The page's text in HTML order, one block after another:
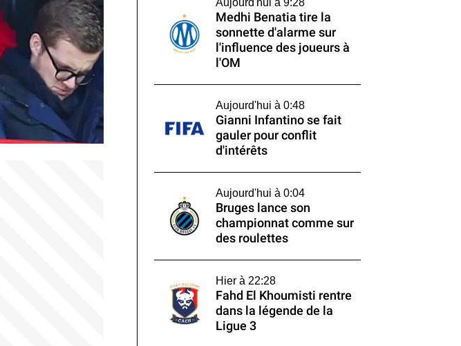
Aujourd'hui à 9:28
Medhi Benatia tire la
sonnette d'alarme sur
l'influence des joueurs à
l'OM
Aujourd'hui à 0:48
Gianni Infantino se fait
gauler pour conflit
d'intérêts
Aujourd'hui à 0:04
Bruges lance son
championnat comme sur
des roulettes
Hier à 22:28
Fahd El Khoumisti rentre
dans la légende de la
Ligue 3